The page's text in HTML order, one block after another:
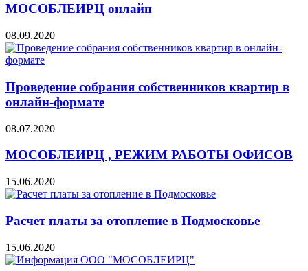
МОСОБЛЕИРЦ онлайн
08.09.2020
Проведение собрания собственников квартир в
онлайн-формате
08.07.2020
МОСОБЛЕИРЦ , РЕЖИМ РАБОТЫ ОФИСОВ
15.06.2020
Расчет платы за отопление в Подмосковье
15.06.2020